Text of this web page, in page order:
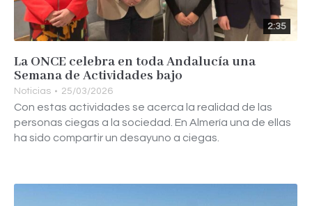
2:35
La ONCE celebra en toda Andalucía una
Semana de Actividades bajo
Noticias 25/03/2026
Con estas actividades se acerca la realidad de las
personas ciegas a la sociedad. En Almería una de ellas
ha sido compartir un desayuno a ciegas.